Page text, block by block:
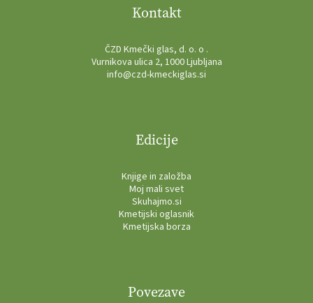
Kontakt
ČZD Kmečki glas, d. o. o .
Vurnikova ulica 2, 1000 Ljubljana
info@czd-kmeckiglas.si
Edicije
Knjige in založba
Moj mali svet
Skuhajmo.si
Kmetijski oglasnik
Kmetijska borza
Povezave